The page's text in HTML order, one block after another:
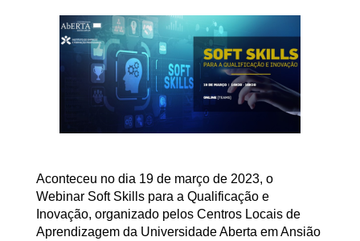
Aconteceu no dia 19 de março de 2023, o
Webinar Soft Skills para a Qualificação e
Inovação, organizado pelos Centros Locais de
Aprendizagem da Universidade Aberta em Ansião